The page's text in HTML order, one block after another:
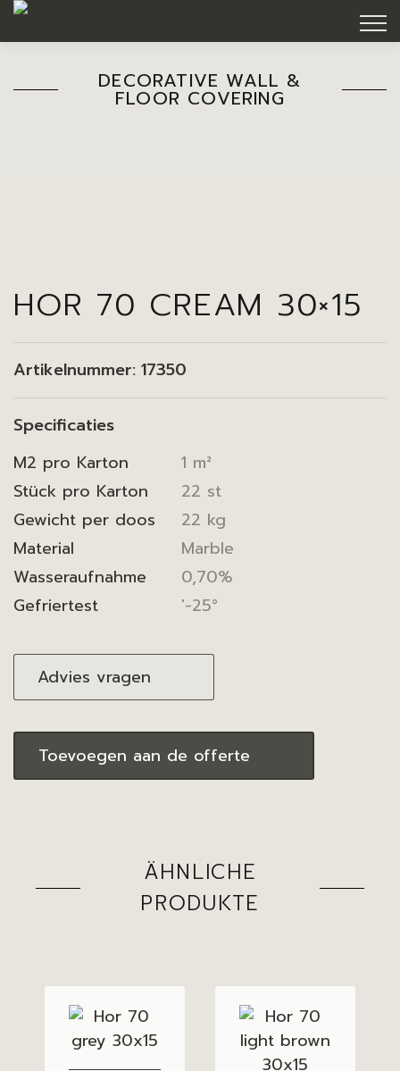
DECORATIVE WALL &
FLOOR COVERING
HOR 70 CREAM 30×15
Artikelnummer: 17350
Specificaties
M2 pro Karton
1 m²
Stück pro Karton
22 st
Gewicht per doos
22 kg
Material
Marble
Wasseraufnahme
0,70%
Gefriertest
'-25°
Advies vragen
Toevoegen aan de offerte
ÄHNLICHE
PRODUKTE